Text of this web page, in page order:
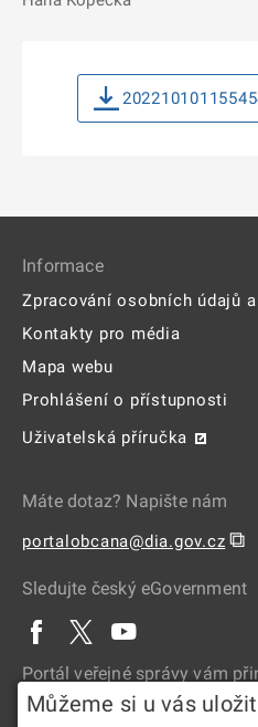
Informace
Zpracování osobních údajů
Kontakty pro média
Mapa webu
Prohlášení o přístupnosti
Uživatelská příručka
Máte dotaz? Napište nám
portalobcana@dia.gov.cz ⧉
Sledujte český eGovernment
Portál veřejné správy vám
Můžeme si u vás